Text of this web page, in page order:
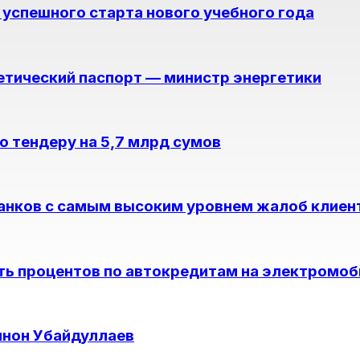
старта нового учебного года
паспорт — министр энергетики
тендеру на 5,7 млрд сумов
с самым высоким уровнем жалоб
процентов по автокредитам на
Убайдуллаев